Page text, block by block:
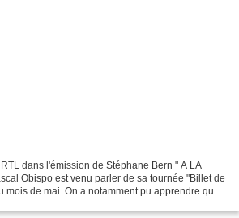
dans l'émission de Stéphane Bern " A LA
Obispo est venu parler de sa tournée "Billet de
mois de mai. On a notamment pu apprendre que